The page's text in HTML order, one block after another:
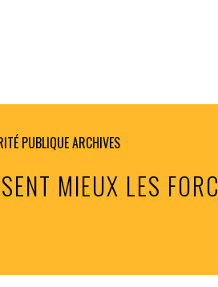
PUBLIQUEARCHIVES
MIEUX LES